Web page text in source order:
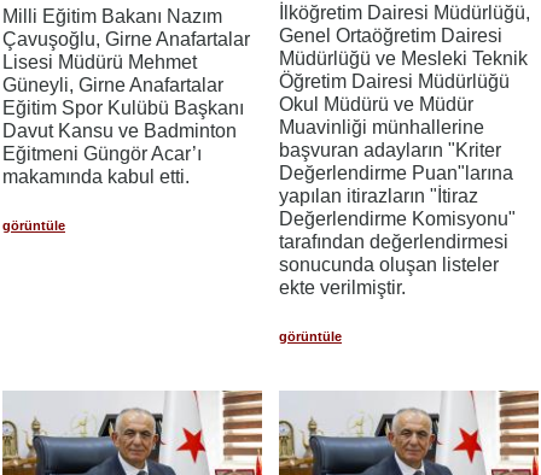
Milli Eğitim Bakanı Nazım
Çavuşoğlu, Girne Anafartalar
Lisesi Müdürü Mehmet
Güneyli, Girne Anafartalar
Eğitim Spor Kulübü Başkanı
Davut Kansu ve Badminton
Eğitmeni Güngör Acar’ı
makamında kabul etti.
görüntüle
İlköğretim Dairesi Müdürlüğü,
Genel Ortaöğretim Dairesi
Müdürlüğü ve Mesleki Teknik
Öğretim Dairesi Müdürlüğü
Okul Müdürü ve Müdür
Muavinliği münhallerine
başvuran adayların "Kriter
Değerlendirme Puan"larına
yapılan itirazların "İtiraz
Değerlendirme Komisyonu"
tarafından değerlendirmesi
sonucunda oluşan listeler
ekte verilmiştir.
görüntüle